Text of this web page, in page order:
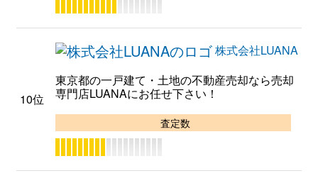
10位
株式会社LUANA
東京都の一戸建て・土地の不動産売却なら売却
専門店LUANAにお任せ下さい！
査定数